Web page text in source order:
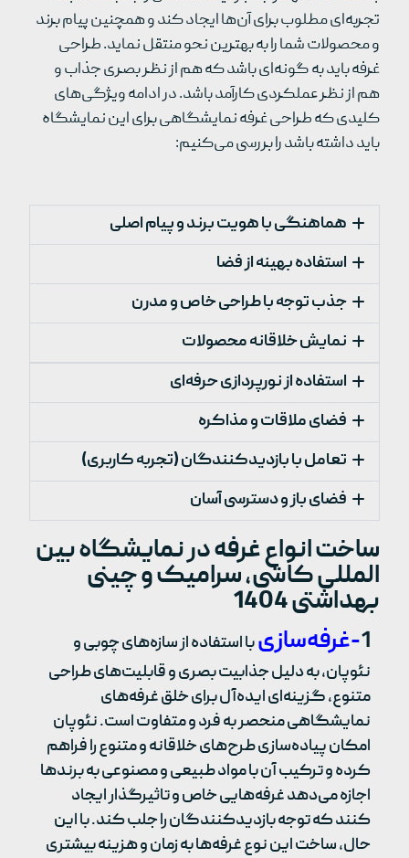
تجربه‌ای مطلوب برای آن‌ها ایجاد کند و همچنین پیام برند
و محصولات شما را به بهترین نحو منتقل نماید. طراحی
غرفه باید به گونه‌ای باشد که هم از نظر بصری جذاب و
هم از نظر عملکردی کارآمد باشد. در ادامه ویژگی‌های
کلیدی که طراحی غرفه نمایشگاهی برای این نمایشگاه
باید داشته باشد را بررسی می‌کنیم:
هماهنگی با هویت برند و پیام اصلی
استفاده بهینه از فضا
جذب توجه با طراحی خاص و مدرن
نمایش خلاقانه محصولات
استفاده از نورپردازی حرفه‌ای
فضای ملاقات و مذاکره
تعامل با بازدیدکنندگان (تجربه کاربری)
فضای باز و دسترسی آسان
ساخت انواع غرفه در نمایشگاه بین
المللی کاشی، سرامیک و چینی
بهداشتی 1404
1-غرفه‌سازیبا استفاده از سازه‌های چوبی و
نئوپان، به دلیل جذابیت بصری و قابلیت‌های طراحی
متنوع، گزینه‌ای ایده‌آل برای خلق غرفه‌های
نمایشگاهی منحصر به فرد و متفاوت است. نئوپان
امکان پیاده‌سازی طرح‌های خلاقانه و متنوع را فراهم
کرده و ترکیب آن با مواد طبیعی و مصنوعی به برندها
اجازه می‌دهد غرفه‌هایی خاص و تاثیرگذار ایجاد
کنند که توجه بازدیدکنندگان را جلب کند. با این
حال، ساخت این نوع غرفه‌ها به زمان و هزینه بیشتری